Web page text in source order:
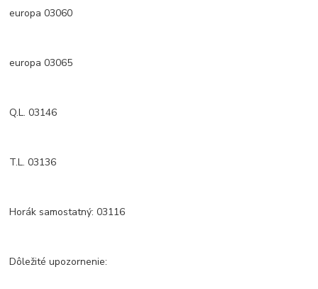
europa 03060
europa 03065
Q.L. 03146
T.L. 03136
Horák samostatný: 03116
Dôležité upozornenie: